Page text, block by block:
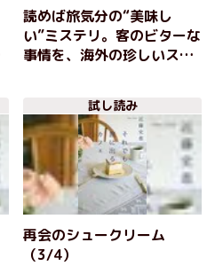
読めば旅気分の“美味し
い”ミステリ。客のビターな
事情を、海外の珍しいスイ
も旅に出るカフェ』近藤史
恵
試し読み
再会のシュークリーム
（3/4）